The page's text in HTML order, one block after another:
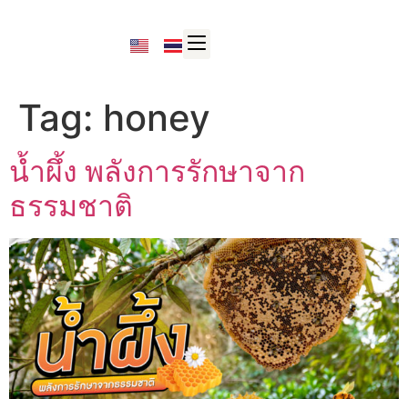
Tag: honey
น้ำผึ้ง พลังการรักษาจาก
ธรรมชาติ